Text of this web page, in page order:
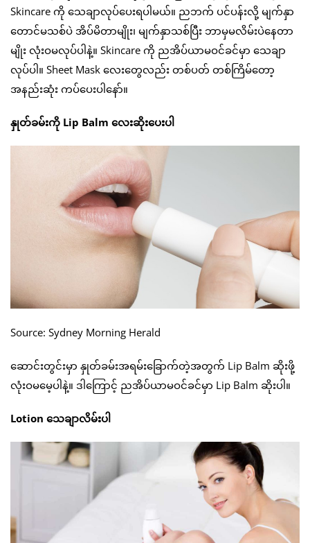
Skincare ကို သေချာလုပ်ပေးရပါမယ်။ ညဘက် ပင်ပန်းလို့ မျက်နှာ
တောင်မသစ်ပဲ အိပ်မိတာမျိုး၊ မျက်နှာသစ်ပြီး ဘာမှမလိမ်းပဲနေတာ
မျိုး လုံးဝမလုပ်ပါနဲ့။ Skincare ကို ညအိပ်ယာမဝင်ခင်မှာ သေချာ
လုပ်ပါ။ Sheet Mask လေးတွေလည်း တစ်ပတ် တစ်ကြိမ်တော့
အနည်းဆုံး ကပ်ပေးပါနော်။
နှုတ်ခမ်းကို Lip Balm လေးဆိုးပေးပါ
Source: Sydney Morning Herald
ဆောင်းတွင်းမှာ နှုတ်ခမ်းအရမ်းခြောက်တဲ့အတွက် Lip Balm ဆိုးဖို့
လုံးဝမမေ့ပါနဲ့။ ဒါကြောင့် ညအိပ်ယာမဝင်ခင်မှာ Lip Balm ဆိုးပါ။
Lotion သေချာလိမ်းပါ